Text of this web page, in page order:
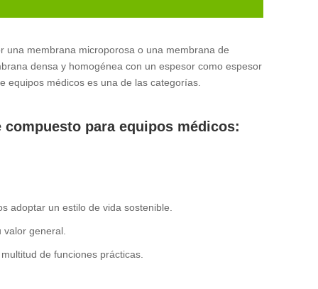
una membrana microporosa o una membrana de
densa y homogénea con un espesor como espesor
equipos médicos es una de las categorías.
para equipos médicos:
adoptar un estilo de vida sostenible.
general.
de funciones prácticas.